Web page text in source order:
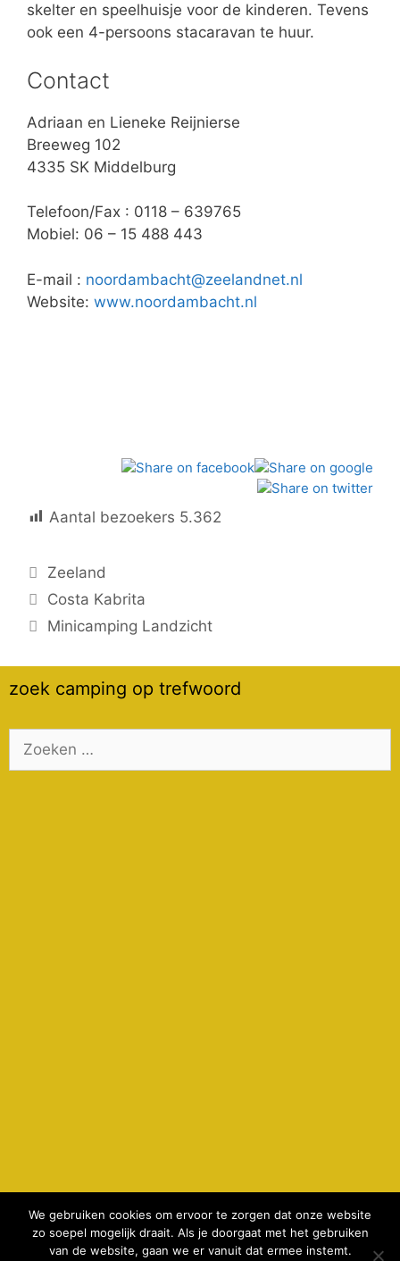
skelter en speelhuisje voor de kinderen. Tevens
ook een 4-persoons stacaravan te huur.
Contact
Adriaan en Lieneke Reijnierse
Breeweg 102
4335 SK Middelburg
Telefoon/Fax : 0118 – 639765
Mobiel: 06 – 15 488 443
E-mail : noordambacht@zeelandnet.nl
Website: www.noordambacht.nl
Aantal bezoekers 5.362
Categorieën
Zeeland
Costa Kabrita
Minicamping Landzicht
zoek camping op trefwoord
naar:
© 2026 kamperenbijdeboer.nl -privacyverklaring & cookie
We gebruiken cookies om ervoor te zorgen dat onze website
zo soepel mogelijk draait. Als je doorgaat met het gebruiken
van de website, gaan we er vanuit dat ermee instemt.